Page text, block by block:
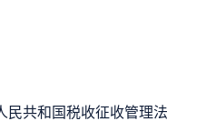
民共和国税收征收管理法